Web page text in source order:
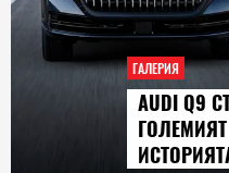
ГАЛЕРИЯ
AUDI Q9 СТАВА
ГОЛЕМИЯТ МОДЕЛ В
ИСТОРИЯТА НА